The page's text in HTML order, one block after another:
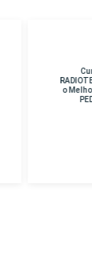
RADIOTERAPIA com
o Melhor Preço em